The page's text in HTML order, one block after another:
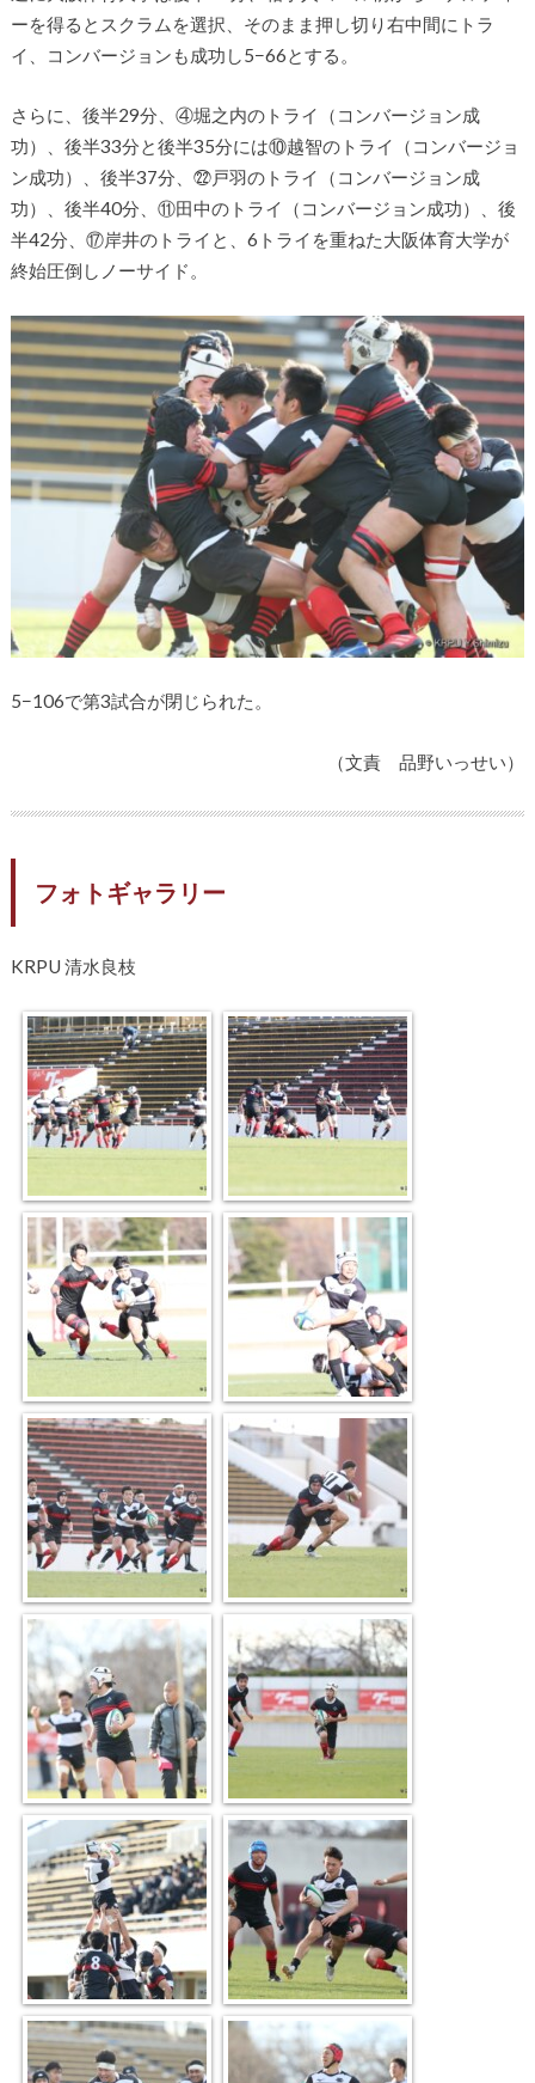
ーを得るとスクラムを選択、そのまま押し切り右中間にトラ
イ、コンバージョンも成功し5−66とする。
さらに、後半29分、④堀之内のトライ（コンバージョン成
功）、後半33分と後半35分には⑩越智のトライ（コンバージョ
ン成功）、後半37分、㉒戸羽のトライ（コンバージョン成
功）、後半40分、⑪田中のトライ（コンバージョン成功）、後
半42分、⑰岸井のトライと、6トライを重ねた大阪体育大学が
終始圧倒しノーサイド。
5−106で第3試合が閉じられた。
（文責 品野いっせい）
フォトギャラリー
KRPU 清水良枝